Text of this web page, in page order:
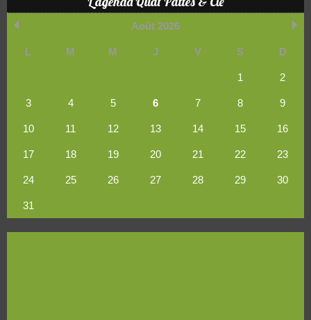
Août 2026
L M M J V S D
1 2
3 4 5 6 7 8 9
10 11 12 13 14 15 16
17 18 19 20 21 22 23
24 25 26 27 28 29 30
31